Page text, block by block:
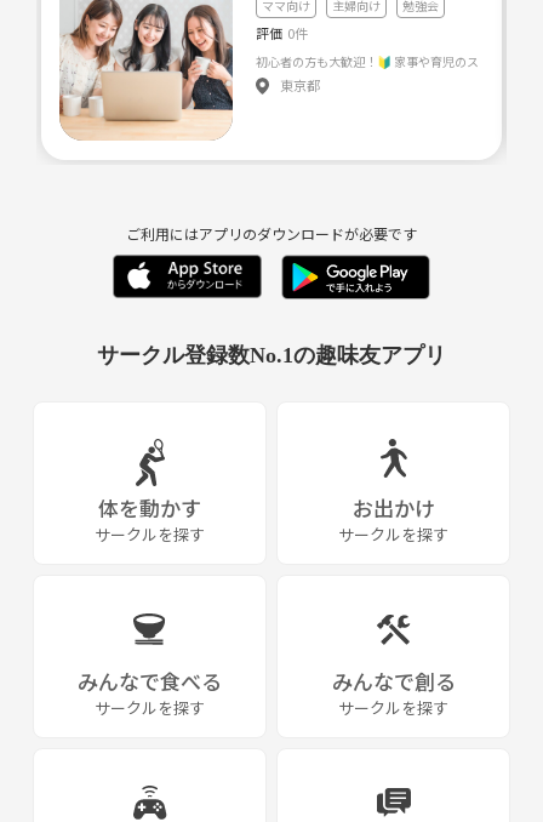
ママ向け 主婦向け 勉強会
評価 0件
東京都
ご利用にはアプリのダウンロードが必要です
サークル登録数No.1の趣味友アプリ
体を動かす
サークルを探す
お出かけ
サークルを探す
みんなで食べる
サークルを探す
みんなで創る
サークルを探す